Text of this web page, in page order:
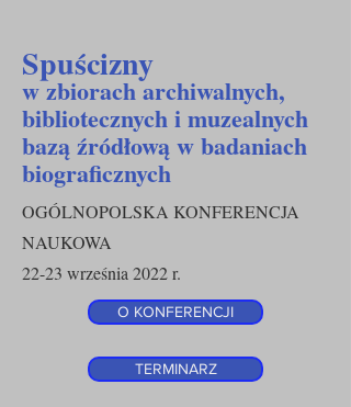
Spuścizny
w zbiorach archiwalnych,
bibliotecznych i muzealnych
bazą źródłową w badaniach
biograficznych
OGÓLNOPOLSKA KONFERENCJA
NAUKOWA
22-23 września 2022 r.
O KONFERENCJI
TERMINARZ